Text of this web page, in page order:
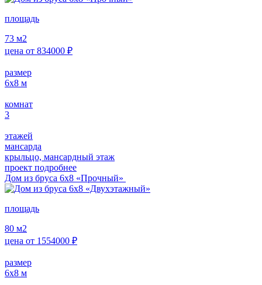
площадь
73 м2
цена от 834000 ₽
размер
6х8 м
комнат
3
этажей
мансарда
крыльцо, мансардный этаж
проект подробнее
Дом из бруса 6х8 «Прочный»
площадь
80 м2
цена от 1554000 ₽
размер
6х8 м